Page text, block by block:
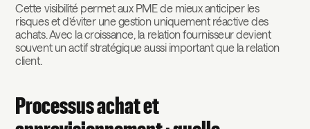
Cette visibilité permet aux PME de mieux anticiper les
risques et d’éviter une gestion uniquement réactive des
achats. Avec la croissance, la relation fournisseur devient
souvent un actif stratégique aussi important que la relation
client.
Processus achat et